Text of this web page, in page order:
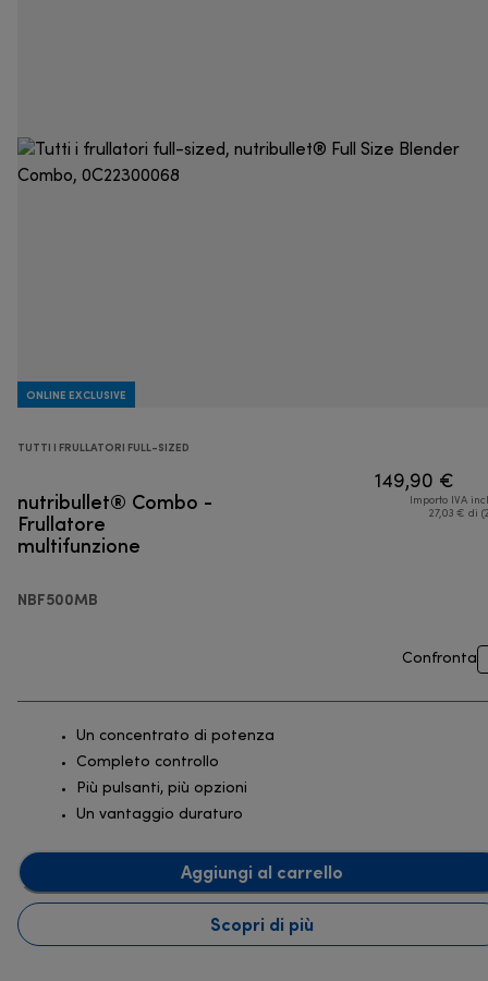
ONLINE EXCLUSIVE
TUTTI I FRULLATORI FULL-SIZED
nutribullet® Combo -
Frullatore
multifunzione
NBF500MB
149,90 €
Importo IVA
27,03 € di
Confronta
Un concentrato di potenza
Completo controllo
Più pulsanti, più opzioni
Un vantaggio duraturo
Aggiungi al carrello
Scopri di più